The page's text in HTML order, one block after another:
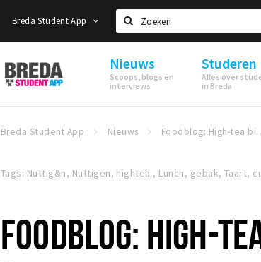
Breda Student App
Zoeken
Breda
Student
Nieuws
Scoops, blogs en
interviews
Studeren
Alles over
in Breda
Breda Student App Nieuws
Tags: Nuttig&n, Nuttigen, hightea , Lunch, gebak, Taart,
FOODBLOG: HIGH-